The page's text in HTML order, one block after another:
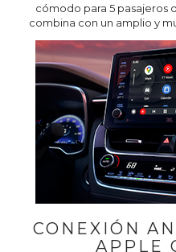
cómodo para 5 pasajeros
combina con un amplio y
CONEXIÓN
APPLE